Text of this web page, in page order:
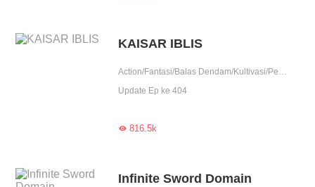
KAISAR IBLIS
Action/Fantasi/Balas Dendam/Kultivasi/Pendekar/Contributor
Update Ep ke 404
816.5k
Infinite Sword Domain